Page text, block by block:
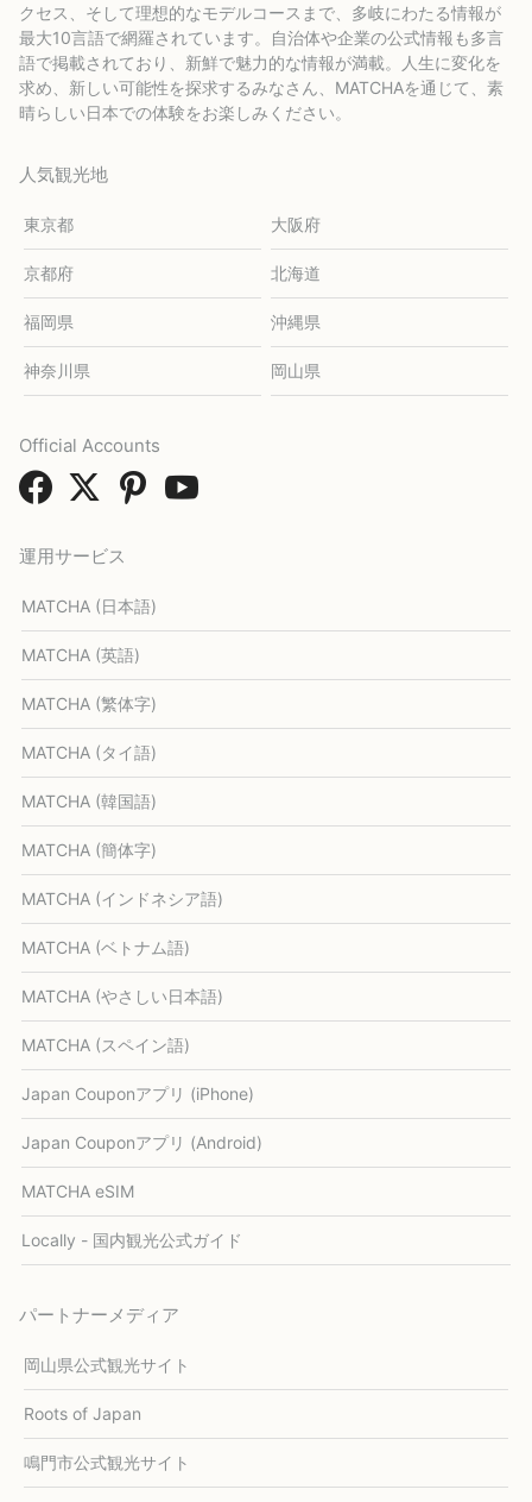
クセス、そして理想的なモデルコースまで、多岐にわたる情報が
最大10言語で網羅されています。自治体や企業の公式情報も多言
語で掲載されており、新鮮で魅力的な情報が満載。人生に変化を
求め、新しい可能性を探求するみなさん、MATCHAを通じて、素
晴らしい日本での体験をお楽しみください。
人気観光地
東京都 大阪府
京都府 北海道
福岡県 沖縄県
神奈川県 岡山県
運用サービス
MATCHA (日本語)
MATCHA (英語)
MATCHA (繁体字)
MATCHA (タイ語)
MATCHA (韓国語)
MATCHA (簡体字)
MATCHA (インドネシア語)
MATCHA (ベトナム語)
MATCHA (やさしい日本語)
MATCHA (スペイン語)
Japan Couponアプリ (iPhone)
Japan Couponアプリ (Android)
MATCHA eSIM
Locally - 国内観光公式ガイド
パートナーメディア
岡山県公式観光サイト
Roots of Japan
鳴門市公式観光サイト
Official Accounts